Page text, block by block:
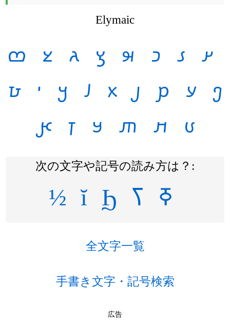
Elymaic
𐿠 𐿡 𐿢 𐿣 𐿤 𐿥 𐿦
𐿧
𐿨
𐿩 𐿪 𐿫 𐿬 𐿭 𐿮 𐿯
𐿰
𐿱
𐿲 𐿳 𐿴 𐿵 𐿶
次の文字や記号の読み方は？:
½ ĭ Ϧ ߖ ߧ
全文字一覧
手書き文字・記号検索
広告